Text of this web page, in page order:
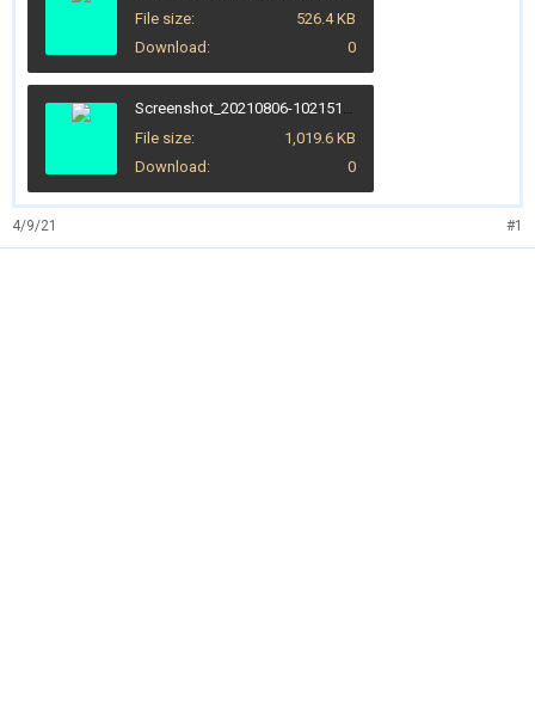
File size
526.4 KB
Download
0
Screenshot_20210806-102151_Chrome.jpg
File size
1,019.6 KB
Download
0
4/9/21 #1